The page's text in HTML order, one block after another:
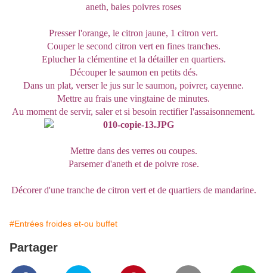
aneth, baies poivres roses
Presser l'orange, le citron jaune, 1 citron vert.
Couper le second citron vert en fines tranches.
Eplucher la clémentine et la détailler en quartiers.
Découper le saumon en petits dés.
Dans un plat, verser le jus sur le saumon, poivrer, cayenne.
Mettre au frais une vingtaine de minutes.
Au moment de servir, saler et si besoin rectifier l'assaisonnement.
Mettre dans des verres ou coupes.
Parsemer d'aneth et de poivre rose.
Décorer d'une tranche de citron vert et de quartiers de mandarine.
#Entrées froides et-ou buffet
Partager